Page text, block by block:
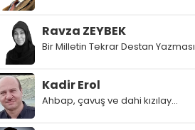
Ravza ZEYBEK
Bir Milletin Tekrar Destan Yazması
Kadir Erol
Ahbap, çavuş ve dahi kızılay...